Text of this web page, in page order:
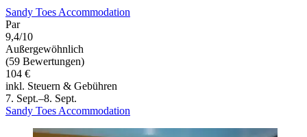
Sandy Toes Accommodation
Par
9,4/10
Außergewöhnlich
(59 Bewertungen)
104 €
inkl. Steuern & Gebühren
7. Sept.–8. Sept.
Sandy Toes Accommodation